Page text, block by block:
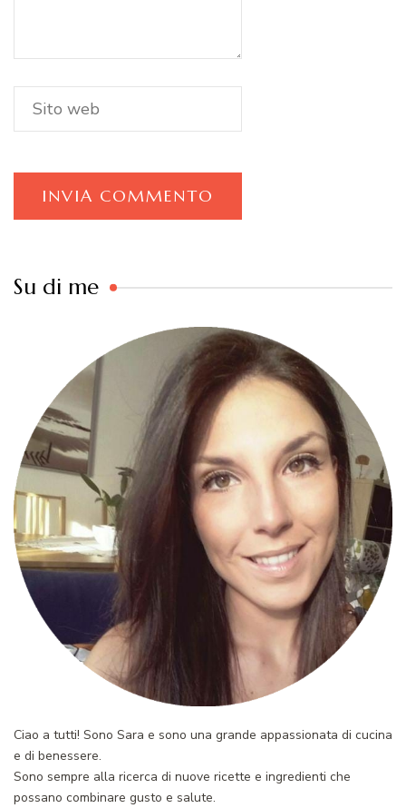
Su di me
Ciao a tutti! Sono Sara e sono una grande appassionata di cucina
e di benessere.
Sono sempre alla ricerca di nuove ricette e ingredienti che
possano combinare gusto e salute.